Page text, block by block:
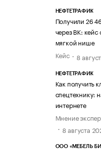
НЕФТЕТРАФИК
Получили 26
через ВК:
мягкой нише
Кейс
8
НЕФТЕТРАФИК
Как получить
спецтехнику:
интернете
Мнение
8 августа
ООО «МЕБЕЛЬ